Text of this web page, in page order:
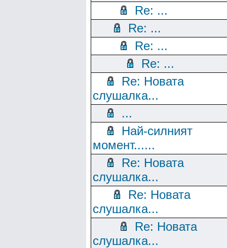
Re: ...
Re: ...
Re: ...
Re: ...
Re: Новата
слушалка...
...
Най-силният
момент......
Re: Новата
слушалка...
Re: Новата
слушалка...
Re: Новата
слушалка...